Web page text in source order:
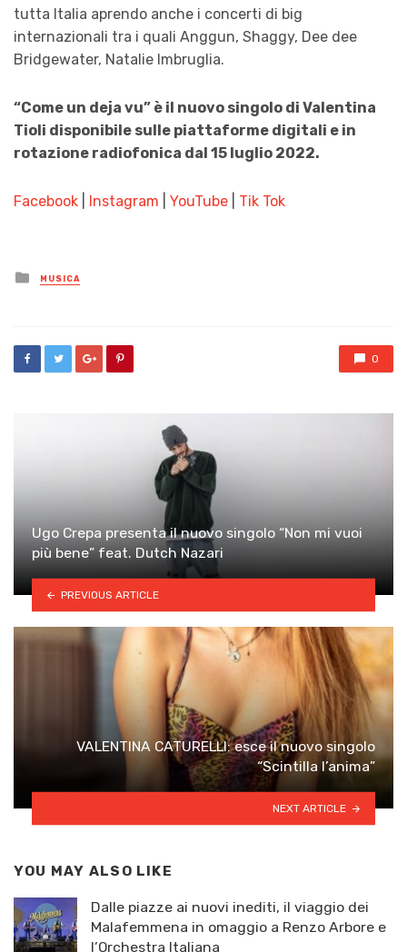
tutta Italia aprendo anche i concerti di big
internazionali tra i quali Anggun, Shaggy, Dee dee
Bridgewater, Natalie Imbruglia.
“Come un deja vu” è il nuovo singolo di Valentina
Tioli disponibile sulle piattaforme digitali e in
rotazione radiofonica dal 15 luglio 2022.
Facebook Instagram YouTube Tik Tok
Posted
in
MUSICA
0
Ugo Crepa presenta il nuovo singolo “Non mi vuoi
più bene” feat. Dutch Nazari
PREVIOUS ARTICLE
VALENTINA CATURELLI: esce il nuovo singolo
“Scintilla l’anima”
NEXT ARTICLE
YOU MAY ALSO LIKE
Dalle piazze ai nuovi inediti, il viaggio dei
Malafemmena in omaggio a Renzo Arbore e
l’Orchestra Italiana ​